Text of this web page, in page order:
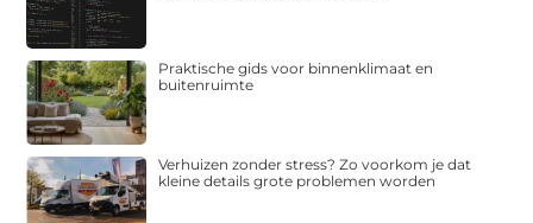
Praktische gids voor binnenklimaat en
buitenruimte
Verhuizen zonder stress? Zo voorkom je dat
kleine details grote problemen worden